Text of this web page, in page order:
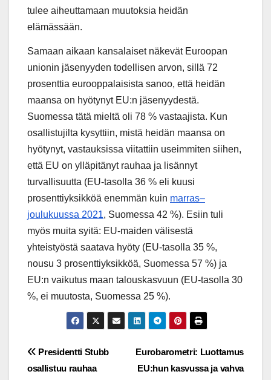
tulee aiheuttamaan muutoksia heidän
elämässään.
Samaan aikaan kansalaiset näkevät Euroopan
unionin jäsenyyden todellisen arvon, sillä 72
prosenttia eurooppalaisista sanoo, että heidän
maansa on hyötynyt EU:n jäsenyydestä.
Suomessa tätä mieltä oli 78 % vastaajista. Kun
osallistujilta kysyttiin, mistä heidän maansa on
hyötynyt, vastauksissa viitattiin useimmiten siihen,
että EU on ylläpitänyt rauhaa ja lisännyt
turvallisuutta (EU-tasolla 36 % eli kuusi
prosenttiyksikköä enemmän kuin marras–
joulukuussa 2021, Suomessa 42 %). Esiin tuli
myös muita syitä: EU-maiden välisestä
yhteistyöstä saatava hyöty (EU-tasolla 35 %,
nousu 3 prosenttiyksikköä, Suomessa 57 %) ja
EU:n vaikutus maan talouskasvuun (EU-tasolla 30
%, ei muutosta, Suomessa 25 %).
Post
Eurobarometri: Luottamus
EU:hun kasvussa ja vahva
Presidentti Stubb
osallistuu rauhaa